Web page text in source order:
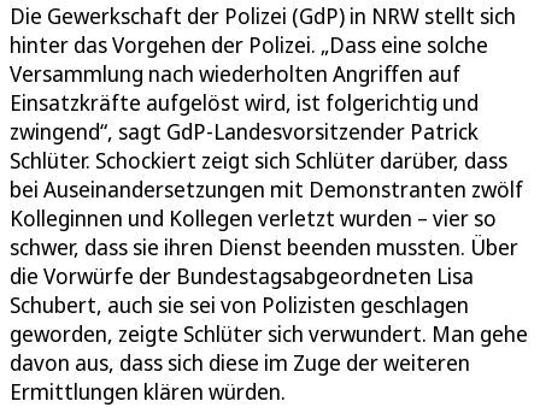
Die Gewerkschaft der Polizei (GdP) in NRW stellt sich
hinter das Vorgehen der Polizei. „Dass eine solche
Versammlung nach wiederholten Angriffen auf
Einsatzkräfte aufgelöst wird, ist folgerichtig und
zwingend“, sagt GdP-Landesvorsitzender Patrick
Schlüter. Schockiert zeigt sich Schlüter darüber, dass
bei Auseinandersetzungen mit Demonstranten zwölf
Kolleginnen und Kollegen verletzt wurden – vier so
schwer, dass sie ihren Dienst beenden mussten. Über
die Vorwürfe der Bundestagsabgeordneten Lisa
Schubert, auch sie sei von Polizisten geschlagen
geworden, zeigte Schlüter sich verwundert. Man gehe
davon aus, dass sich diese im Zuge der weiteren
Ermittlungen klären würden.